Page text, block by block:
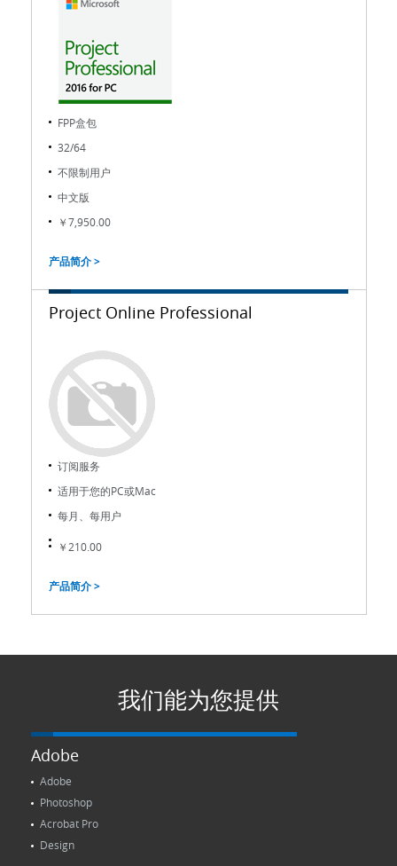
FPP盒包
32/64
不限制用户
中文版
￥7,950.00
产品简介 >
Project Online Professional
订阅服务
适用于您的PC或Mac
每月、每用户
￥210.00
产品简介 >
我们能为您提供
Adobe
Adobe
Photoshop
Acrobat Pro
Design